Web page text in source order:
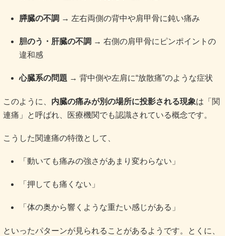
膵臓の不調 → 左右両側の背中や肩甲骨に鈍い痛み
胆のう・肝臓の不調 → 右側の肩甲骨にピンポイントの
違和感
心臓系の問題 → 背中側や左肩に“放散痛”のような症状
このように、 内臓の痛みが別の場所に投影される現象は「関
連痛」と呼ばれ、医療機関でも認識されている概念です。
こうした関連痛の特徴として、
「動いても痛みの強さがあまり変わらない」
「押しても痛くない」
「体の奥から響くような重たい感じがある」
といったパターンが見られることがあるようです。とくに、